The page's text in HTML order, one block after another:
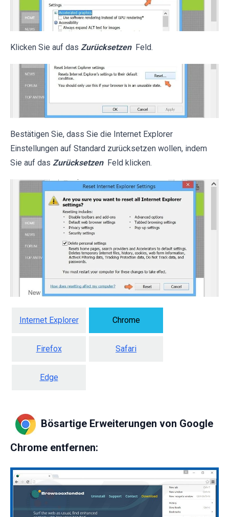
Klicken Sie auf das Zurücksetzen Feld.
Bestätigen Sie, dass Sie die Internet Explorer
Einstellungen auf Standard zurücksetzen wollen, indem
Sie auf das Zurücksetzen Feld klicken.
Internet Explorer Chrome
Firefox Safari
Edge
Bösartige Erweiterungen von Google
Chrome entfernen: